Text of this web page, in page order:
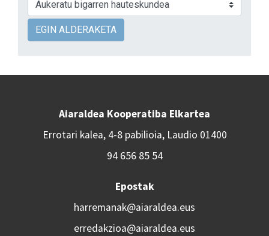
EGIN ALDERAKETA
Aiaraldea Kooperatiba Elkartea
Errotari kalea, 4-8 pabilioia, Laudio 01400
94 656 85 54
Epostak
harremanak@aiaraldea.eus
erredakzioa@aiaraldea.eus